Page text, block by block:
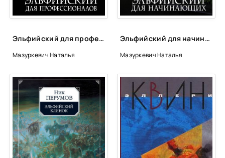
Эльфийский для профессионалов - Наталья Мазуркевич
Мазуркевич Наталья
Эльфийский для начинающих - Наталья Мазуркевич
Мазуркевич Наталья